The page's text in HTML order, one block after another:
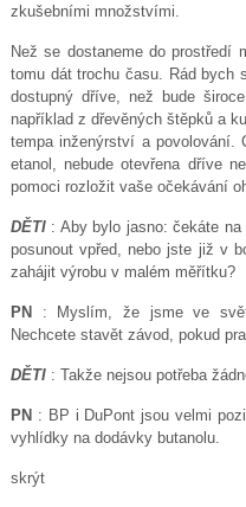
zkušebními množstvími.
Než se dostaneme do prostředí
tomu dát trochu času. Rád bych
dostupný dříve, než bude
například z dřevěných štěpků a
tempa inženýrství a povolování.
etanol, nebude otevřena dříve
pomoci rozložit vaše očekávání
DĚTI : Aby bylo jasno: čekáte
posunout vpřed, nebo jste již v
zahájit výrobu v malém měřítku?
PN
: Myslím, že jsme ve
Nechcete stavět závod, pokud
DĚTI : Takže nejsou potřeba
PN : BP i DuPont jsou velmi
vyhlídky na dodávky butanolu.
skrýt